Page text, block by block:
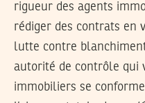
rigueur des agents
rédiger des contrats en
lutte contre blanchiment
autorité de contrôle qui
immobiliers se